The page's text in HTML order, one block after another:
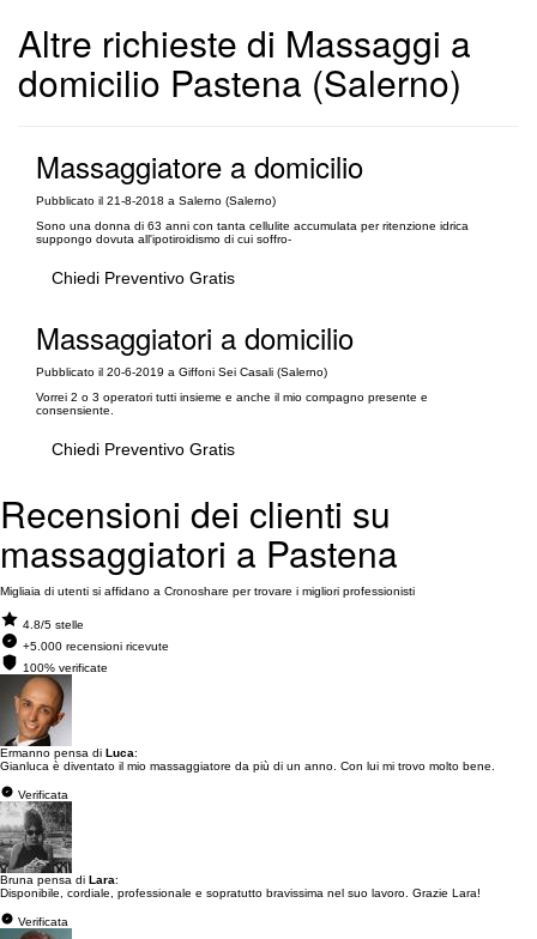
Altre richieste di Massaggi a
domicilio Pastena (Salerno)
Massaggiatore a domicilio
Pubblicato il 21-8-2018 a Salerno (Salerno)
Sono una donna di 63 anni con tanta cellulite accumulata per ritenzione idrica
suppongo dovuta all'ipotiroidismo di cui soffro-
Chiedi Preventivo Gratis
Massaggiatori a domicilio
Pubblicato il 20-6-2019 a Giffoni Sei Casali (Salerno)
Vorrei 2 o 3 operatori tutti insieme e anche il mio compagno presente e
consensiente.
Chiedi Preventivo Gratis
Recensioni dei clienti su
massaggiatori a Pastena
Migliaia di utenti si affidano a Cronoshare per trovare i migliori professionisti
4.8/5 stelle
+5.000 recensioni ricevute
100% verificate
Ermanno pensa di Luca:
Gianluca è diventato il mio massaggiatore da più di un anno. Con lui mi trovo molto bene.
Verificata
Bruna pensa di Lara:
Disponibile, cordiale, professionale e sopratutto bravissima nel suo lavoro. Grazie Lara!
Verificata